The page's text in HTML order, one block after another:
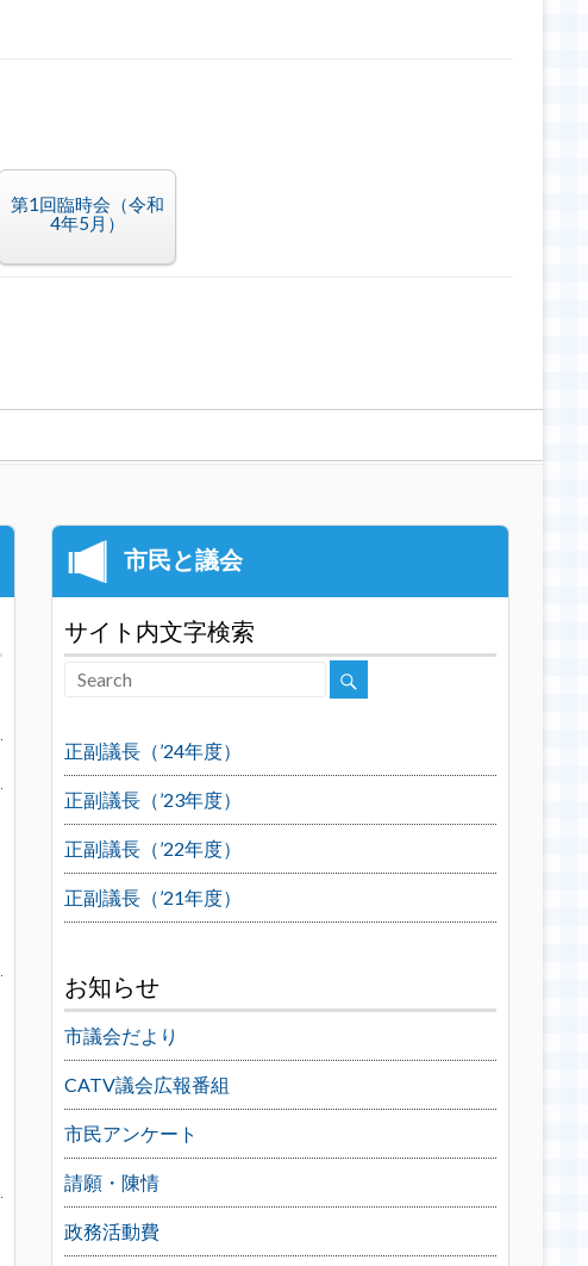
第1回臨時会（令和
4年5月）
サイト内文字検索
正副議長（’24年度）
正副議長（’23年度）
正副議長（’22年度）
正副議長（’21年度）
お知らせ
市議会だより
CATV議会広報番組
市民アンケート
請願・陳情
政務活動費